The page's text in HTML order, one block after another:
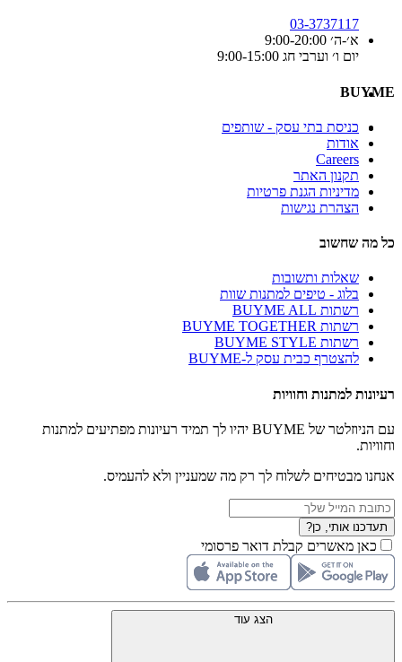
03-3737117
א׳-ה׳ 9:00-20:00
יום ו׳ וערבי חג 9:00-15:00
BUYME
כניסת בתי עסק - שותפים
אודות
Careers
תקנון האתר
מדיניות הגנת פרטיות
הצהרת נגישות
כל מה שחשוב
שאלות ותשובות
בלוג - טיפים למתנות שוות
רשתות BUYME ALL
רשתות BUYME TOGETHER
רשתות BUYME STYLE
להצטרף כבית עסק ל-BUYME
רעיונות למתנות וחוויות
עם הניוזלטר של BUYME יהיו לך תמיד רעיונות מפתיעים למתנות
וחוויות.
אנחנו מבטיחים לשלוח לך רק מה שמעניין ולא להעמיס.
תעדכנו אותי, כן?
כאן מאשרים קבלת דואר פרסומי
הצג עוד